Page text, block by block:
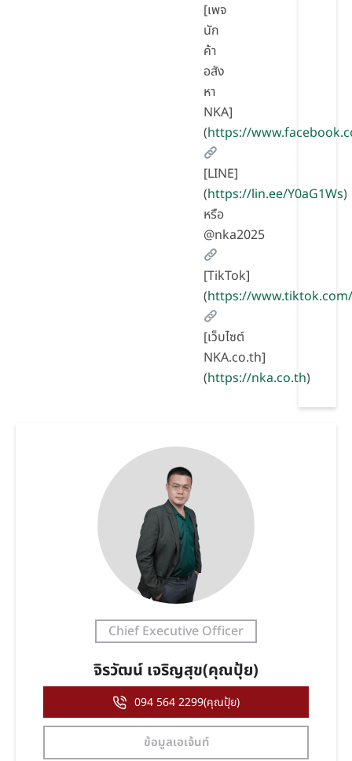
[เพจ
นัก
ค้า
อสัง
หา
NKA]
(https://
[LINE]
(https://lin.ee/Y0aG1Ws)
หรือ
@nka2025
[TikTok]
(https://
[เว็บไซต์
NKA.co.th]
(https://nka.co.th)
Chief Executive Officer
จิรวัฒน์ เจริญสุข(คุณปุ้ย)
094 564 2299(คุณปุ้ย)
ข้อมูลเอเจ้นท์